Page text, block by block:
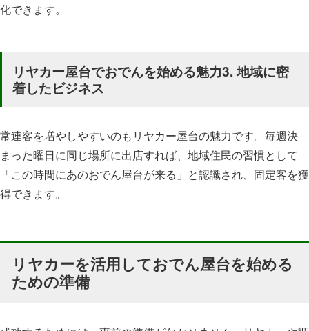
化できます。
リヤカー屋台でおでんを始める魅力3. 地域に密
着したビジネス
常連客を増やしやすいのもリヤカー屋台の魅力です。毎週決
まった曜日に同じ場所に出店すれば、地域住民の習慣として
「この時間にあのおでん屋台が来る」と認識され、固定客を獲
得できます。
リヤカーを活用しておでん屋台を始める
ための準備